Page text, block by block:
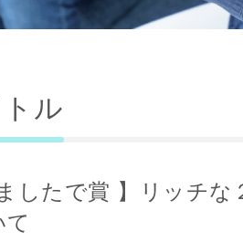
ル
したで賞 】リッチ